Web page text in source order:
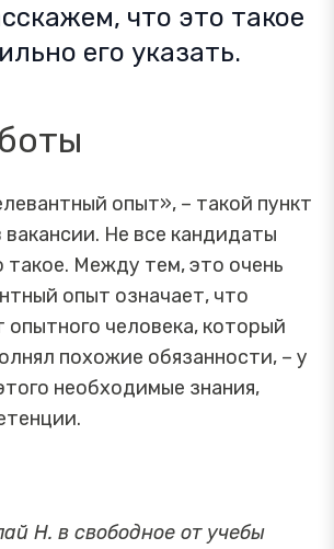
что это такое
его указать.
опыт», – такой пункт
вакансии. Не все кандидаты
такое. Между тем, это очень
опыт означает, что
опытного человека, который
похожие обязанности, – у
необходимые знания,
Н. в свободное от учебы